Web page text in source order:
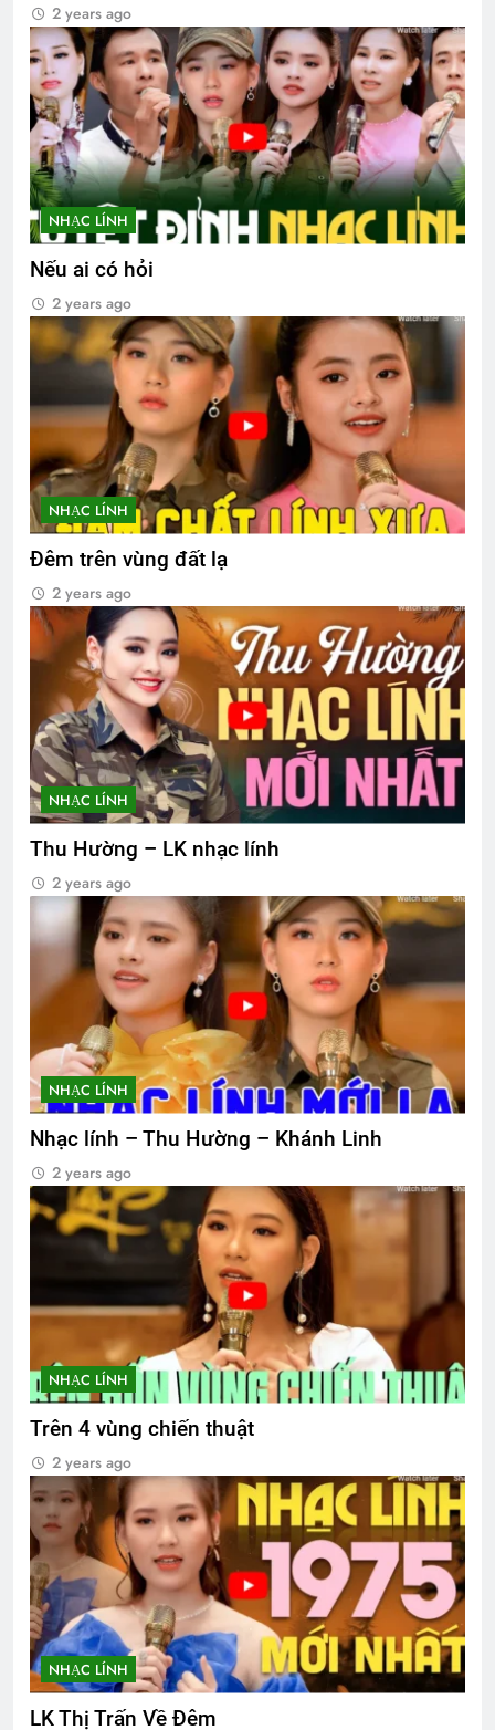
2 years ago
NHẠC LÍNH
Nếu ai có hỏi
2 years ago
NHẠC LÍNH
Đêm trên vùng đất lạ
2 years ago
NHẠC LÍNH
Thu Hường – LK nhạc lính
2 years ago
NHẠC LÍNH
Nhạc lính – Thu Hường – Khánh Linh
2 years ago
NHẠC LÍNH
Trên 4 vùng chiến thuật
2 years ago
NHẠC LÍNH
LK Thị Trấn Về Đêm